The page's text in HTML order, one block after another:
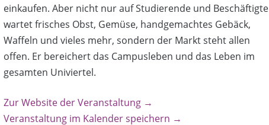
einkaufen. Aber nicht nur auf Studierende und Beschäftigte
wartet frisches Obst, Gemüse, handgemachtes Gebäck,
Waffeln und vieles mehr, sondern der Markt steht allen
offen. Er bereichert das Campusleben und das Leben im
gesamten Univiertel.
Zur Website der Veranstaltung →
Veranstaltung im Kalender speichern →